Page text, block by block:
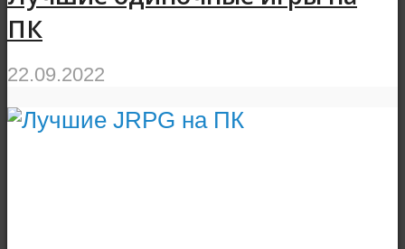
ПК
22.09.2022